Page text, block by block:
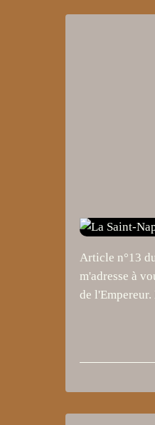
Article n°13
m'adresse à
de